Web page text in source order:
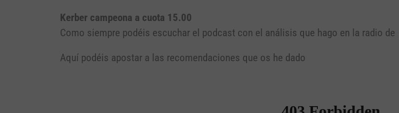
Kerber campeona a cuota 15.00
Como siempre podéis escuchar el podcast con el análisis que hago en la radio de
Aquí podéis apostar a las recomendaciones que os he dado